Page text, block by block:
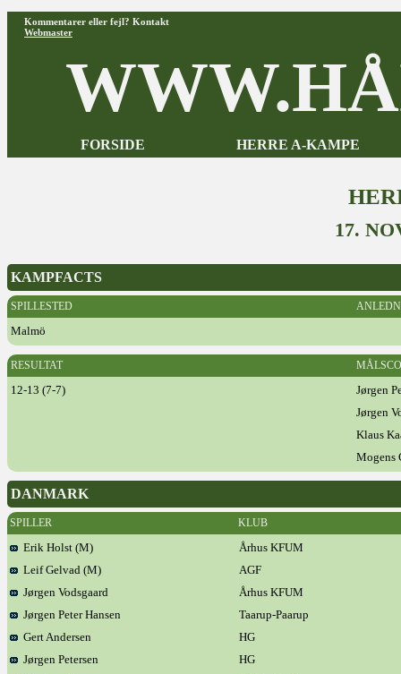
Kommentarer eller fejl? Kontakt
Webmaster
FORSIDE HERRE A-KAMPE
17.
KAMPFACTS
SPILLESTED
Malmö
RESULTAT
12-13 (7-7)
Jørgen
Jørgen
Klaus
Mogens
DANMARK
SPILLER KLUB
Erik Holst (M)
Århus KFUM
Leif Gelvad (M)
AGF
Jørgen Vodsgaard
Århus KFUM
Jørgen Peter Hansen
Taarup-Paarup
Gert Andersen
HG
Jørgen Petersen
HG